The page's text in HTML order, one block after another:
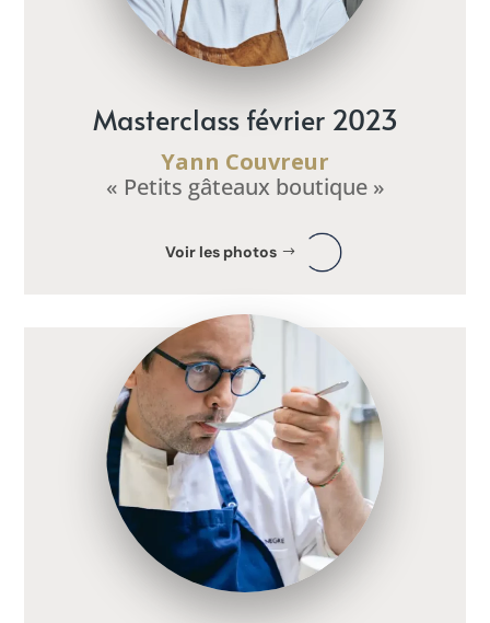
Masterclass février 2023
Yann Couvreur
« Petits gâteaux boutique »
Voir les photos